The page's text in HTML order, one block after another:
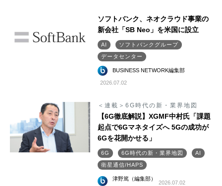
ソフトバンク、ネオクラウド事業の
新会社「SB Neo」を米国に設立
AI
ソフトバンクグループ
データセンター
BUSINESS NETWORK編集部
2026.07.02
＜連載＞6G時代の新・業界地図
【6G徹底解説】XGMF中村氏「課題
起点で6Gマネタイズへ 5Gの成功が
6Gを花開かせる」
6G 6G時代の新・業界地図
AI
衛星通信/HAPS
津野篤（編集部）
2026.07.02